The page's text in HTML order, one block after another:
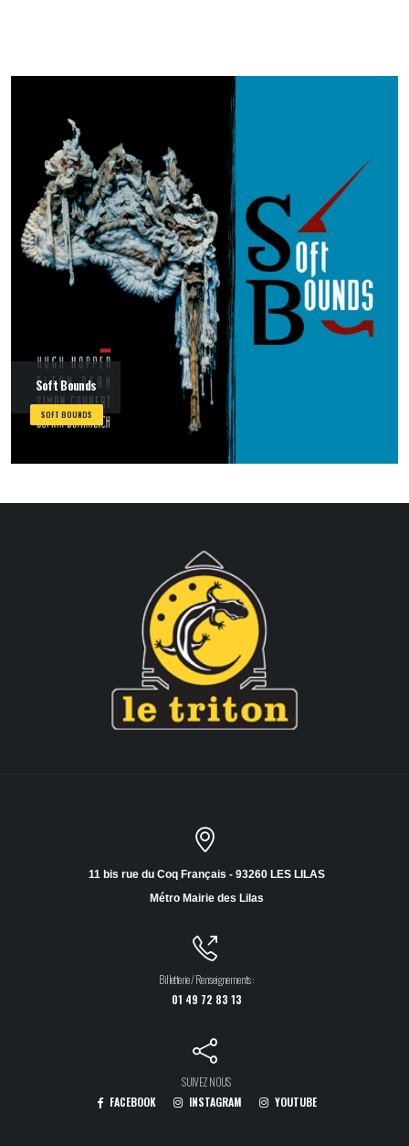
Soft Bounds
SOFT BOUNDS
11 bis rue du Coq Français - 93260 LES LILAS
Métro Mairie des Lilas
Billetterie / Renseignements :
01 49 72 83 13
SUIVEZ NOUS
FACEBOOK
INSTAGRAM YOUTUBE